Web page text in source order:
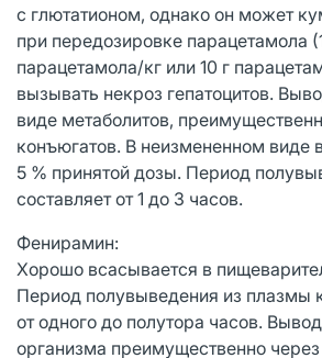
с глютатионом, однако он может
при передозировке парацетамола
парацетамола/кг или 10 г
вызывать некроз гепатоцитов.
виде метаболитов,
конъюгатов. В неизмененном виде
5 % принятой дозы. Период
составляет от 1 до 3 часов.
Фенирамин:
Хорошо всасывается в
Период полувыведения из плазмы
от одного до полутора часов.
организма преимущественно через